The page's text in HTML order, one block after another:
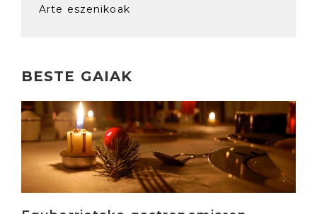
Arte eszenikoak
BESTE GAIAK
Irakurri